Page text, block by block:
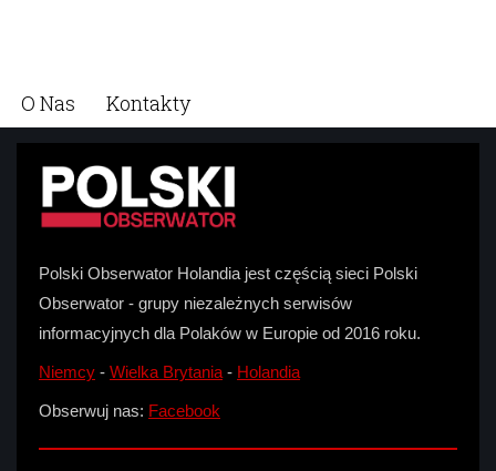
O Nas Kontakty
Polski Obserwator Holandia jest częścią sieci Polski
Obserwator - grupy niezależnych serwisów
informacyjnych dla Polaków w Europie od 2016 roku.
Niemcy - Wielka Brytania - Holandia
Obserwuj nas: Facebook